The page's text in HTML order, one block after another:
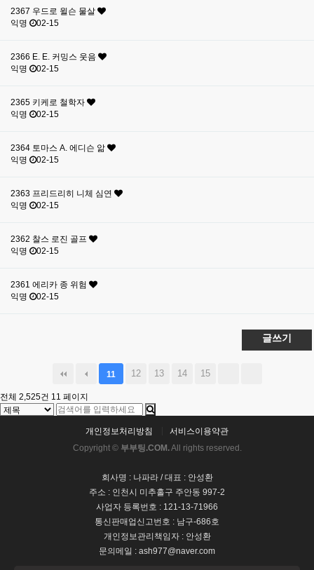
2367 우드로 윌슨 물살
익명
02-15
2366 E. E. 커밍스 웃음
익명
02-15
2365 키케로 철학자
익명
02-15
2364 토마스 A. 에디슨 앎
익명
02-15
2363 프리드리히 니체 심연
익명
02-15
2362 찰스 로진 골프
익명
02-15
2361 에리카 종 위험
익명
02-15
글쓰기
11 12 13 14 15
전체 2,525건 11 페이지
개인정보처리방침
서비스이용약관
Copyright © 부부팅.COM.All rights reserved.
회사명 : 나파라 / 대표 : 안성환
주소 : 인천시 미추홀구 주안동 997-2
사업자 등록번호 : 121-13-71966
통신판매업신고번호 : 남구-686호
개인정보관리책임자 : 안성환
문의메일 : ash977@naver.com